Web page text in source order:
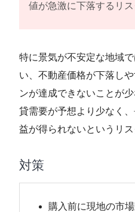
値が急激に下落するリス
特に景気が不安定な地域
い、不動産価格が下落し
ンが達成できないことが
貸需要が予想より少なく
益が得られないというリス
対策
購入前に現地の市